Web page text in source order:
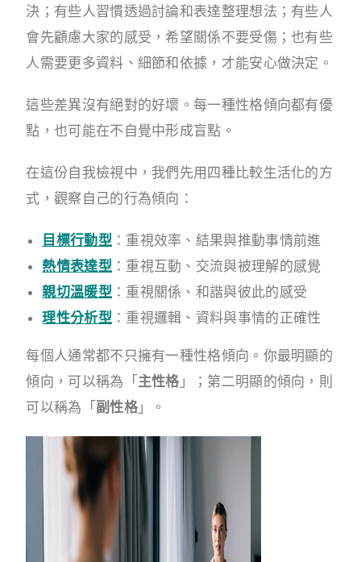
決；有些人習慣透過討論和表達整理想法；有些人
會先顧慮大家的感受，希望關係不要受傷；也有些
人需要更多資料、細節和依據，才能安心做決定。
這些差異沒有絕對的好壞。每一種性格傾向都有優
點，也可能在不自覺中形成盲點。
在這份自我檢視中，我們先用四種比較生活化的方
式，觀察自己的行為傾向：
目標行動型：重視效率、結果與推動事情前進
熱情表達型：重視互動、交流與被理解的感覺
親切溫暖型：重視關係、和諧與彼此的感受
理性分析型：重視邏輯、資料與事情的正確性
每個人通常都不只擁有一種性格傾向。你最明顯的
傾向，可以稱為「 主性格」；第二明顯的傾向，則
可以稱為「 副性格」。